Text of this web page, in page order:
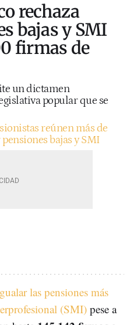
rechaza
bajas y SMI
firmas de
un dictamen
popular que se
reúnen más de
bajas y SMI
las pensiones más
(SMI) pese a